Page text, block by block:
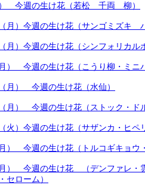
） 今週の生け花（若松 千両 柳）
月）今週の生け花（サンゴミズ
月）今週の生け花（シンフォリカル
） 今週の生け花（こうり柳・ミニ
月） 今週の生け花（水仙）
月） 今週の生け花（ストック・ド
火）今週の生け花（サザンカ・ヒペ
） 今週の生け花（トルコギキョウ
） 今週の生け花 （デンファレ・
セローム）